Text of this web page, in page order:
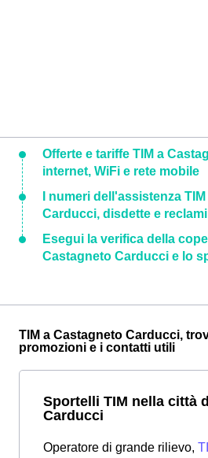
Offerte e tariffe TIM a
internet, WiFi e rete mobile
I numeri dell'assistenza
Carducci, disdette e reclami
Esegui la verifica della
Castagneto Carducci e lo
TIM a Castagneto Carducci,
promozioni e i contatti utili
Sportelli TIM nella città
Carducci
Operatore di grande rilievo,